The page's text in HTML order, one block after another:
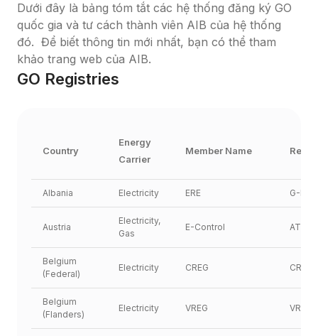
Dưới đây là bảng tóm tắt các hệ thống đăng ký GO
quốc gia và tư cách thành viên AIB của hệ thống
đó.  Để biết thông tin mới nhất, bạn có thể tham
khảo trang web của AIB.
GO Registries
Country
Energy
Carrier
Member Name
Albania Electricity ERE G-REX
Austria
Electricity,
Gas
E-Control ATOS
Belgium
(Federal)
Electricity CREG CREG
Belgium
(Flanders)
Electricity VREG VREG